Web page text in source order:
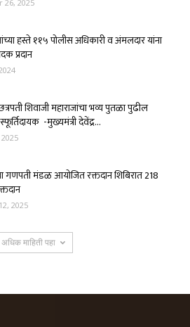
26, 2025
हस्ते ११५ पोलीस अधिकारी व अंमलदार यांना
प्रदान
शिवाजी महाराजांचा भव्य पुतळा पुढील
-मुख्यमंत्री देवेंद्र...
गणपती मंडळ आयोजित रक्तदान शिबिरात 218
2025
अधिक माहिती पहा